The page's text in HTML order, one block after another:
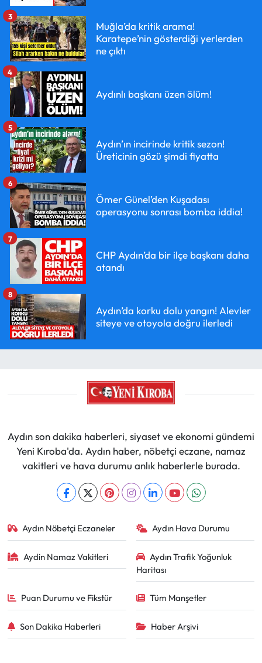
Muğla’da kritik arama!
Karatepe’nin gösterdiği yerlerden
ne çıktı
3
Aydınlı başkanı üzen ölüm!
4
Aydın’ın incirinde kritik sezon!
Üreticinin gözü şimdi fiyatta
5
Ömer Günel’den Kuşadası
operasyonu sonrası bomba iddia!
6
CHP Aydın’da bir ilçe başkanı daha
atandı
7
Aydın’da korku dolu yangın! Alevler
siteye ve otoyola doğru ilerledi
8
Aydın son dakika haberleri, siyaset ve ekonomi gündemi
Yeni Kıroba'da. Aydın haber, nöbetçi eczane, namaz
vakitleri ve hava durumu anlık haberlerle burada.
Aydın Nöbetçi Eczaneler Aydın Hava Durumu
Aydin Namaz Vakitleri
Aydın Trafik Yoğunluk
Haritası
Puan Durumu ve Fikstür Tüm Manşetler
Son Dakika Haberleri Haber Arşivi